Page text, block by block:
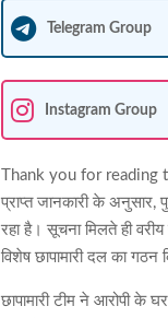
Telegram Group
Instagram Group
Thank you for
प्राप्त जानकारी के अनुसार,
रहा है। सूचना मिलते ही
विशेष छापामारी दल का गठन
छापामारी टीम ने आरोपी के